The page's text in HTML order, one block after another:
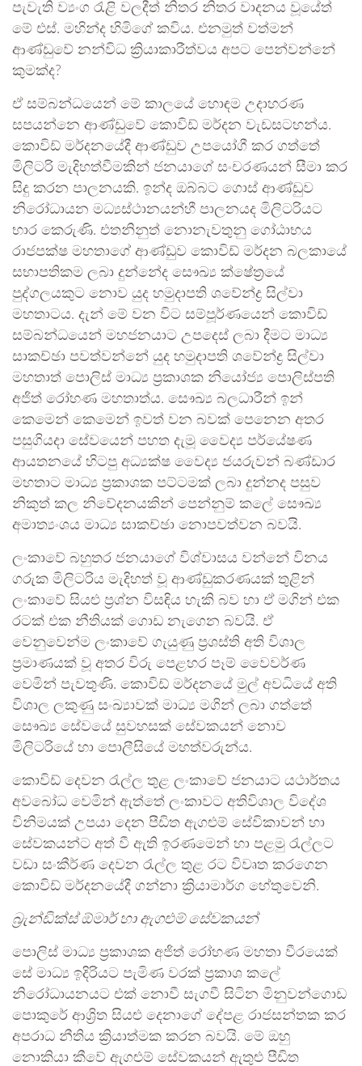
පැවැති ව්‍යංග රැළි වලදීත් නිතර නිතර වාදනය වූයේත්
මේ එස්. මහින්ද හිමිගේ කවිය. එනමුත් වත්මන්
ආණ්ඩුවේ නන්විධ ක්‍රියාකාරීත්වය අපට පෙන්වන්නේ
කුමක්ද?
ඒ සම්බන්ධ‍යෙන් මේ කාලයේ හොඳම උදාහරණ
සපයන්නෙ ආණ්ඩුවේ කොවිඩ් මර්දන වැඩසටහන්ය.
කොවිඩ් මර්දනයේදී ආණ්ඩුව උපයෝගී කර ගත්තේ
මිලිටරි මැදිහත්වීමකින් ජනයාගේ සංචරණයන් සීමා කර
සිදු කරන පාලනයකි. ඉන්ද ඔබ්බට ‍ගොස් ආණ්ඩුව
නිරෝධායන මධ්‍යස්ථානයන්හී පාලනයද මිලිටරියට
භාර කෙරුණි. එතනිනුත් නොනැවතුනු ගෝඨාභය
රාජපක්ෂ මහතාගේ ආණ්ඩුව කොවිඩ් මර්දන බලකායේ
සභාපතිකම ලබා දුන්නේද සෞඛ්‍ය ක්ෂේත්‍රයේ
පුද්ගලයකුට නොව යුද හමුදාපති ශවේන්ද්‍ර සිල්වා
මහතාටය. දැන් මේ වන විට සම්පූර්ණයෙන් කොවිඩ්
සම්බන්ධයෙන් මහජනයාට උපදෙස් ලබා දීමට මාධ්‍ය
සාකච්ඡා පවත්වන්නේ යුද හමුදාපති ශවේන්ද්‍ර සිල්වා
මහතාත් පොලිස් මාධ්‍ය ප්‍රකාශක නියෝජ්‍ය පොලිස්පති
අජිත් රෝහණ මහතාත්ය. සෞඛ්‍ය බලධාරීන් ඉන්
කෙමෙන් කෙමෙන් ඉවත් වන බවක් පෙනෙන අතර
පසුගියදා සේවයෙන් පහත දැමූ වෛද්‍ය පර්යේෂණ
ආයතනයේ හිටපු අධ්‍යක්ෂ වෛද්‍ය ජයරුවන් බණ්ඩාර
මහතාට මාධ්‍ය ප්‍රකාශක පට්ටමක් ලබා දුන්නද පසුව
නිකුත් කල නිවේදනයකින් පෙන්නුම් කලේ සෞඛ්‍ය
අමාත්‍යංශය මාධ්‍ය සාකච්ඡා නොපවත්වන බවයි.
ලංකාවේ බහුතර ජනයාගේ විශ්වාසය වන්නේ විනය
ගරුක මිලිටරිය මැදිහත් වූ ආණ්ඩුකරණයක් තුළින්
ලංකාවේ සියළු ප්‍රශ්න විස‍‍ඳිය හැකි බව හා ඒ මගින් එක
රටක් එක නීතියක් ගොඩ නැගෙන බවයි. ඒ
වෙනුවෙන්ම ලංකාවේ ගැයුණු ප්‍රශස්ති අති විශාල
ප්‍රමාණයක් වූ අතර විරු පෙළහර පෑම් වෛවර්ණ
වෙමින් පැවතුණි. කොවිඩ් මර්දනයේ මුල් අවධියේ අති
විශාල ලකුණු සංඛ්‍යාවක් මාධ්‍ය මගින් ලබා ගත්තේ
සෞඛ්‍ය සේවයේ සුවහසක් සේවකයන් නොව
මිලිටරියේ හා පොලීසියේ මහත්වරුන්ය.
කොවිඩ් දෙවන රැල්ල තුළ ලංකාවේ ජනයාට යථාර්තය
අවබෝධ වෙමින් ඇත්තේ ලංකාවට අතිවිශාල විදේශ
විනිමයක් උපයා දෙන පීඩිත ඇගළුම් සේවිකාවන් හා
සේවකයන්ට අත් වී ඇති ඉරණමෙන් හා පළමු රැල්ලට
වඩා සංකීර්ණ දෙවන රැල්ල තුළ රට විවෘත කරගෙන
කොවිඩ් මර්දනයේදී ගන්නා ක්‍රියාමාර්ග හේතුවෙනි.
බ්‍රැන්ඩික්ස් ඕමාර් හා ඇගළුම් සේවකයන්
පොලිස් මාධ්‍ය ප්‍රකාශක අජිත් රෝහණ මහතා වීරයෙක්
සේ මාධ්‍ය ඉදිරියට පැමිණ වරක් ප්‍රකාශ කලේ
නිරෝධායනයට එක් නොවී සැගවී සිටින මිනුවන්ගොඩ
පොකුරේ ආශ්‍රිත සියළු දෙනාගේ දේපළ රාජසන්තක කර
අපරාධ නීතිය ක්‍රියාත්මක කරන බවයි. මේ ඔහු
නොකියා කීවේ ඇගළුම් සේවකයන් ඇතුළු පීඩිත